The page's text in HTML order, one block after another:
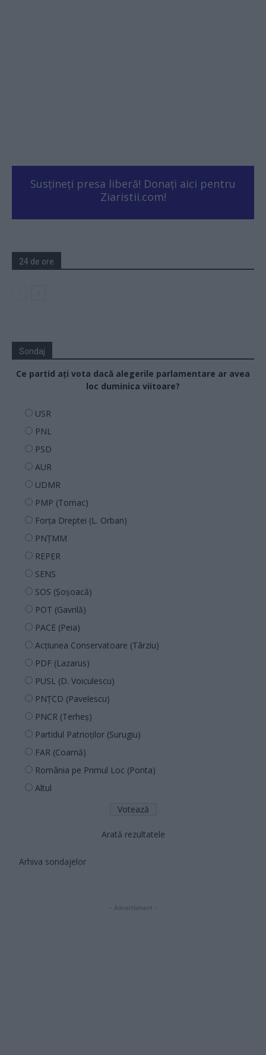
Susțineți presa liberă! Donați aici pentru
Ziaristii.com!
24 de ore
Sondaj
Ce partid ați vota dacă alegerile parlamentare ar avea
loc duminica viitoare?
USR
PNL
PSD
AUR
UDMR
PMP (Tomac)
Forța Dreptei (L. Orban)
PNȚMM
REPER
SENS
SOS (Șoșoacă)
POT (Gavrilă)
PACE (Peia)
Acțiunea Conservatoare (Târziu)
PDF (Lazarus)
PUSL (D. Voiculescu)
PNȚCD (Pavelescu)
PNCR (Terheș)
Partidul Patrioților (Surugiu)
FAR (Coarnă)
România pe Primul Loc (Ponta)
Altul
Arată rezultatele
Arhiva sondajelor
- Advertisment -